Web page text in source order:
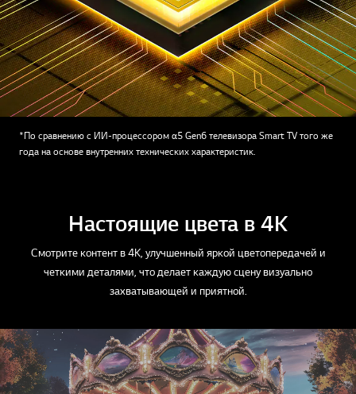
*По сравнению с ИИ-процессором α5 Gen6 телевизора Smart TV того же
года на основе внутренних технических характеристик.
Настоящие цвета в 4K
Смотрите контент в 4K, улучшенный яркой цветопередачей и
четкими деталями, что делает каждую сцену визуально
захватывающей и приятной.